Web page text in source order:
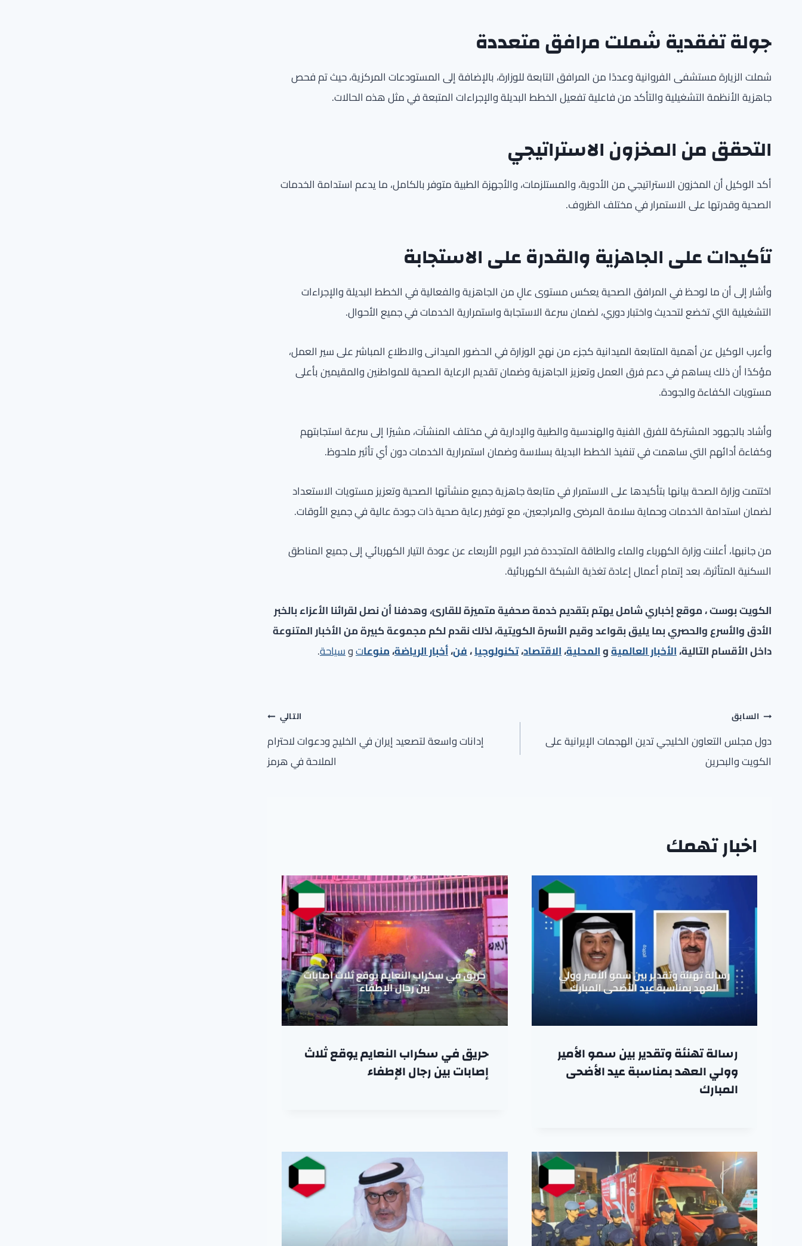
جولة تفقدية شملت مرافق متعددة
شملت الزيارة مستشفى الفروانية وعددًا من المرافق التابعة للوزارة، بالإضافة إلى المستودعات المركزية، حيث تم فحص
جاهزية الأنظمة التشغيلية والتأكد من فاعلية تفعيل الخطط البديلة والإجراءات المتبعة في مثل هذه الحالات.
التحقق من المخزون الاستراتيجي
أكد الوكيل أن المخزون الاستراتيجي من الأدوية، والمستلزمات، والأجهزة الطبية متوفر بالكامل، ما يدعم استدامة الخدمات
الصحية وقدرتها على الاستمرار في مختلف الظروف.
تأكيدات على الجاهزية والقدرة على الاستجابة
وأشار إلى أن ما لوحظ في المرافق الصحية يعكس مستوى عالٍ من الجاهزية والفعالية في الخطط البديلة والإجراءات
التشغيلية التي تخضع لتحديث واختبار دوري، لضمان سرعة الاستجابة واستمرارية الخدمات في جميع الأحوال.
وأعرب الوكيل عن أهمية المتابعة الميدانية كجزء من نهج الوزارة في الحضور الميدانى والاطلاع المباشر على سير العمل،
مؤكدًا أن ذلك يساهم في دعم فرق العمل وتعزيز الجاهزية وضمان تقديم الرعاية الصحية للمواطنين والمقيمين بأعلى
مستويات الكفاءة والجودة.
وأشاد بالجهود المشتركة للفرق الفنية والهندسية والطبية والإدارية في مختلف المنشآت، مشيرًا إلى سرعة استجابتهم
وكفاءة أدائهم التي ساهمت في تنفيذ الخطط البديلة بسلاسة وضمان استمرارية الخدمات دون أي تأثير ملحوظ.
اختتمت وزارة الصحة بيانها بتأكيدها على الاستمرار في متابعة جاهزية جميع منشآتها الصحية وتعزيز مستويات الاستعداد
لضمان استدامة الخدمات وحماية سلامة المرضى والمراجعين، مع توفير رعاية صحية ذات جودة عالية في جميع الأوقات.
من جانبها، أعلنت وزارة الكهرباء والماء والطاقة المتجددة فجر اليوم الأربعاء عن عودة التيار الكهربائي إلى جميع المناطق
السكنية المتأثرة، بعد إتمام أعمال إعادة تغذية الشبكة الكهربائية.
الكويت بوست ، موقع إخباري شامل يهتم بتقديم خدمة صحفية متميزة للقارئ، وهدفنا أن نصل لقرائنا الأعزاء بالخبر
الأدق والأسرع والحصري بما يليق بقواعد وقيم الأسرة الكويتية، لذلك نقدم لكم مجموعة كبيرة من الأخبار المتنوعة
داخل الأقسام التالية،الأخبار العالميةوالمحلية،الاقتصاد،تكنولوجيا،فن،أخبار الرياضة،منوعاتوسياحة.
تصفّح
المقالات
السابق
دول مجلس التعاون الخليجي تدين الهجمات الإيرانية على
الكويت والبحرين
التالي
إدانات واسعة لتصعيد إيران في الخليج ودعوات لاحترام
الملاحة في هرمز
اخبار تهمك
رسالة تهنئة وتقدير بين سمو الأمير
وولي العهد بمناسبة عيد الأضحى
المبارك
حريق في سكراب النعايم يوقع ثلاث
إصابات بين رجال الإطفاء